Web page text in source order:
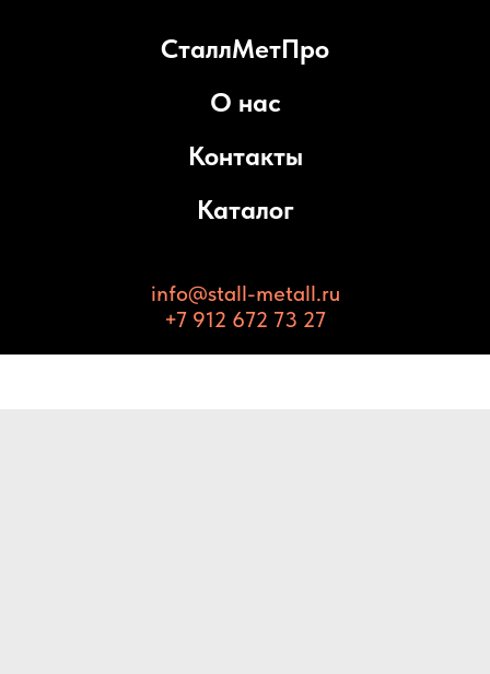
СталлМетПро
О нас
Контакты
Каталог
info@stall-metall.ru
+7 912 672 73 27